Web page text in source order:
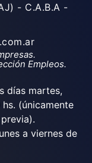
- C.A.B.A -
Empleos.
días martes,
(únicamente
a viernes de